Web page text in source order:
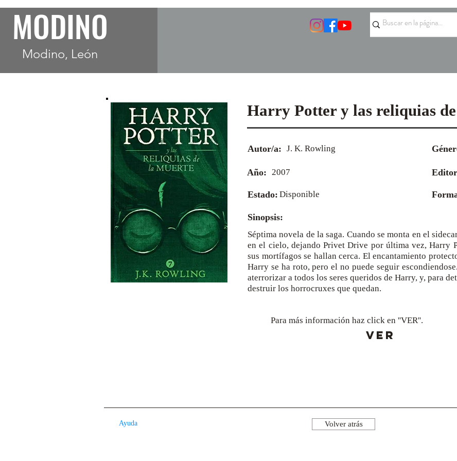
MODINO
Modino, León
Harry Potter y las reliquias
Autor/a: J. K. Rowling
Año: 2007
Estado: Disponible
Sinopsis:
Séptima novela de la saga. Cuando se monta en el
en el cielo, dejando Privet Drive por última vez, Harry
sus mortífagos se hallan cerca. El encantamiento
Harry se ha roto, pero el no puede seguir
aterrorizar a todos los seres queridos de Harry, y, para
destruir los horrocruxes que quedan.
Para más información haz click en ''VER''.
VER
Ayuda Volver atrás